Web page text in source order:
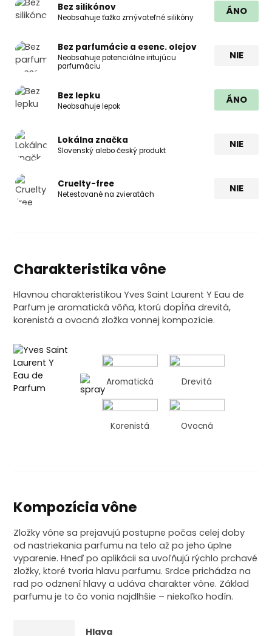
Bez silikónov
Neobsahuje ťažko zmývateľné silikóny
ÁNO
Bez parfumácie a esenc. olejov
Neobsahuje potenciálne iritujúcu
parfumáciu
NIE
Bez lepku
Neobsahuje lepok
ÁNO
Lokálna značka
Slovenský alebo český produkt
NIE
Cruelty-free
Netestované na zvieratách
NIE
Charakteristika vône
Hlavnou charakteristikou Yves Saint Laurent Y Eau de
Parfum je aromatická vôňa, ktorú dopĺňa drevitá,
korenistá a ovocná zložka vonnej kompozície.
Aromatická Drevitá
Korenistá Ovocná
Kompozícia vône
Zložky vône sa prejavujú postupne počas celej doby
od nastriekania parfumu na telo až po jeho úplne
vyparenie. Hneď po aplikácii sa uvoľňujú rýchlo prchavé
zložky, ktoré tvoria hlavu parfumu. Srdce prichádza na
rad po odznení hlavy a udáva charakter vône. Základ
parfumu je to čo vonia najdlhšie – niekoľko hodín.
Hlava